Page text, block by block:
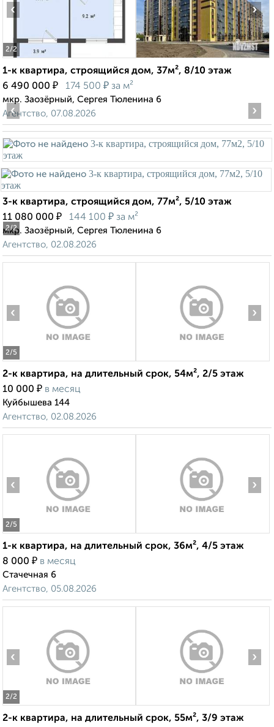
2/2
‹ ›
1-к квартира, строящийся дом, 37м², 8/10 этаж
6 490 000 ₽ 174 500 ₽ за м²
мкр. Заозёрный, Сергея Тюленина 6
Агентство, 07.08.2026
2/2
‹ ›
3-к квартира, строящийся дом, 77м², 5/10 этаж
11 080 000 ₽ 144 100 ₽ за м²
мкр. Заозёрный, Сергея Тюленина 6
Агентство, 02.08.2026
2/5
‹ ›
2-к квартира, на длительный срок, 54м², 2/5 этаж
10 000 ₽ в месяц
Куйбышева 144
Агентство, 02.08.2026
2/5
‹ ›
1-к квартира, на длительный срок, 36м², 4/5 этаж
8 000 ₽ в месяц
Стачечная 6
Агентство, 05.08.2026
2/2
‹ ›
2-к квартира, на длительный срок, 55м², 3/9 этаж